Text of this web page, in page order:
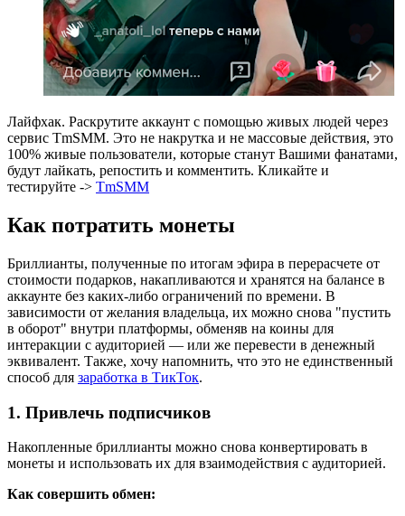
Лайфхак. Раскрутите аккаунт с помощью живых людей через
сервис TmSMM. Это не накрутка и не массовые действия, это
100% живые пользователи, которые станут Вашими фанатами,
будут лайкать, репостить и комментить. Кликайте и
тестируйте -> TmSMM
Как потратить монеты
Бриллианты, полученные по итогам эфира в перерасчете от
стоимости подарков, накапливаются и хранятся на балансе в
аккаунте без каких-либо ограничений по времени. В
зависимости от желания владельца, их можно снова "пустить
в оборот" внутри платформы, обменяв на коины для
интеракции с аудиторией — или же перевести в денежный
эквивалент. Также, хочу напомнить, что это не единственный
способ для заработка в ТикТок.
1. Привлечь подписчиков
Накопленные бриллианты можно снова конвертировать в
монеты и использовать их для взаимодействия с аудиторией.
Как совершить обмен: